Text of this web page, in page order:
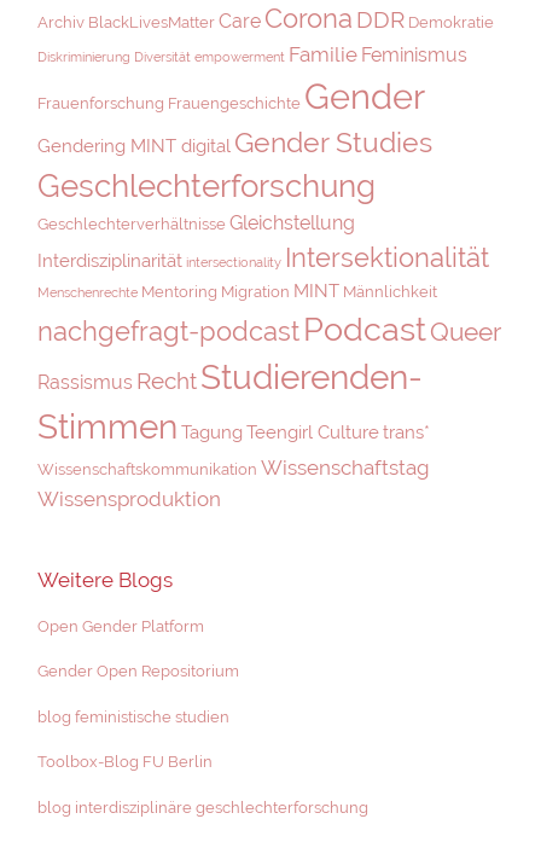
Archiv BlackLivesMatter Care Corona DDR Demokratie
Diskriminierung Diversität empowerment Familie Feminismus
Frauenforschung Frauengeschichte Gender
Gendering MINT digital Gender Studies
Geschlechterforschung
Geschlechterverhältnisse Gleichstellung
Interdisziplinarität intersectionality Intersektionalität
Menschenrechte Mentoring Migration MINT Männlichkeit
nachgefragt-podcastPodcastQueer
Rassismus RechtStudierenden-
Stimmen Tagung Teengirl Culturetrans*
Wissenschaftskommunikation Wissenschaftstag
Wissensproduktion
Weitere Blogs
Open Gender Platform
Gender Open Repositorium
blog feministische studien
Toolbox-Blog FU Berlin
blog interdisziplinäre geschlechterforschung